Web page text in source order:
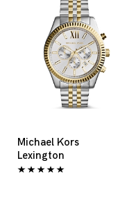
Michael Kors
Lexington